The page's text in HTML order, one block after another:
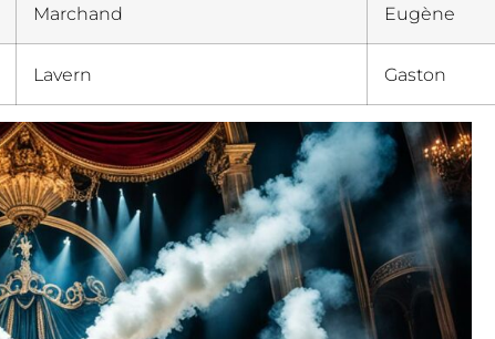
Marchand Eugène
Lavern Gaston